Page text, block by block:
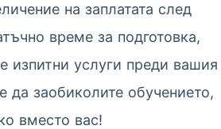
на заплатата след
време за подготовка,
изпитни услуги преди вашия
да заобиколите обучението,
вместо вас!